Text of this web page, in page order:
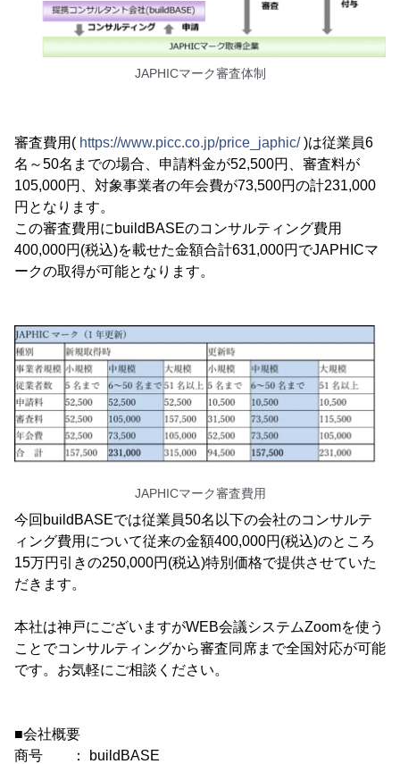
JAPHICマーク審査体制
審査費用( https://www.picc.co.jp/price_japhic/)は従業員6
名～50名までの場合、申請料金が52,500円、審査料が
105,000円、対象事業者の年会費が73,500円の計231,000
円となります。
この審査費用にbuildBASEのコンサルティング費用
400,000円(税込)を載せた金額合計631,000円でJAPHICマ
ークの取得が可能となります。
JAPHICマーク審査費用
今回buildBASEでは従業員50名以下の会社のコンサルテ
ィング費用について従来の金額400,000円(税込)のところ
15万円引きの250,000円(税込)特別価格で提供させていた
だきます。
本社は神戸にございますがWEB会議システムZoomを使う
ことでコンサルティングから審査同席まで全国対応が可能
です。お気軽にご相談ください。
■会社概要
商号 ： buildBASE